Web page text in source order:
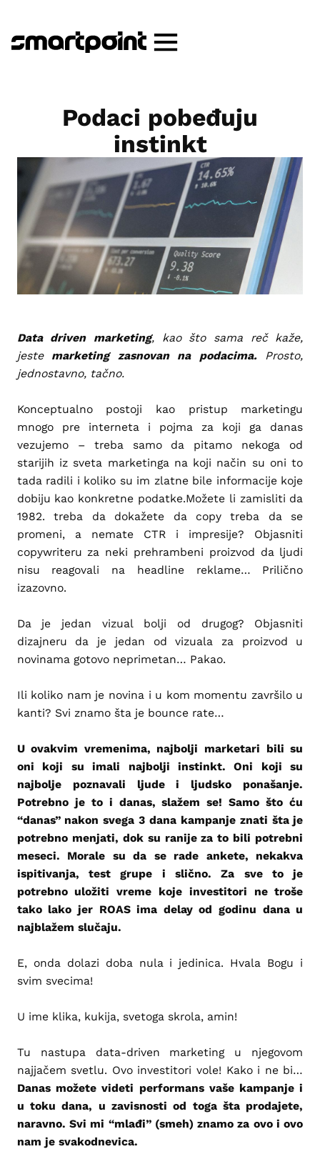
Podaci pobeđuju
instinkt
Data driven marketing, kao što sama reč kaže,
jeste marketing zasnovan na podacima.Prosto,
jednostavno, tačno.
Konceptualno postoji kao pristup marketingu
mnogo pre interneta i pojma za koji ga danas
vezujemo – treba samo da pitamo nekoga od
starijih iz sveta marketinga na koji način su oni to
tada radili i koliko su im zlatne bile informacije koje
dobiju kao konkretne podatke.Možete li zamisliti da
1982. treba da dokažete da copy treba da se
promeni, a nemate CTR i impresije? Objasniti
copywriteru za neki prehrambeni proizvod da ljudi
nisu reagovali na headline reklame… Prilično
izazovno.
Da je jedan vizual bolji od drugog? Objasniti
dizajneru da je jedan od vizuala za proizvod u
novinama gotovo neprimetan… Pakao.
Ili koliko nam je novina i u kom momentu završilo u
kanti? Svi znamo šta je bounce rate…
U ovakvim vremenima, najbolji marketari bili su
oni koji su imali najbolji instinkt. Oni koji su
najbolje poznavali ljude i ljudsko ponašanje.
Potrebno je to i danas, slažem se! Samo što ću
“danas” nakon svega 3 dana kampanje znati šta je
potrebno menjati, dok su ranije za to bili potrebni
meseci. Morale su da se rade ankete, nekakva
ispitivanja, test grupe i slično. Za sve to je
potrebno uložiti vreme koje investitori ne troše
tako lako jer ROAS ima delay od godinu dana u
najblažem slučaju.
E, onda dolazi doba nula i jedinica. Hvala Bogu i
svim svecima!
U ime klika, kukija, svetoga skrola, amin!
Tu nastupa data-driven marketing u njegovom
najjačem svetlu. Ovo investitori vole! Kako i ne bi…
Danas možete videti performans vaše kampanje i
u toku dana, u zavisnosti od toga šta prodajete,
naravno. Svi mi “mlađi” (smeh) znamo za ovo i ovo
nam je svakodnevica.